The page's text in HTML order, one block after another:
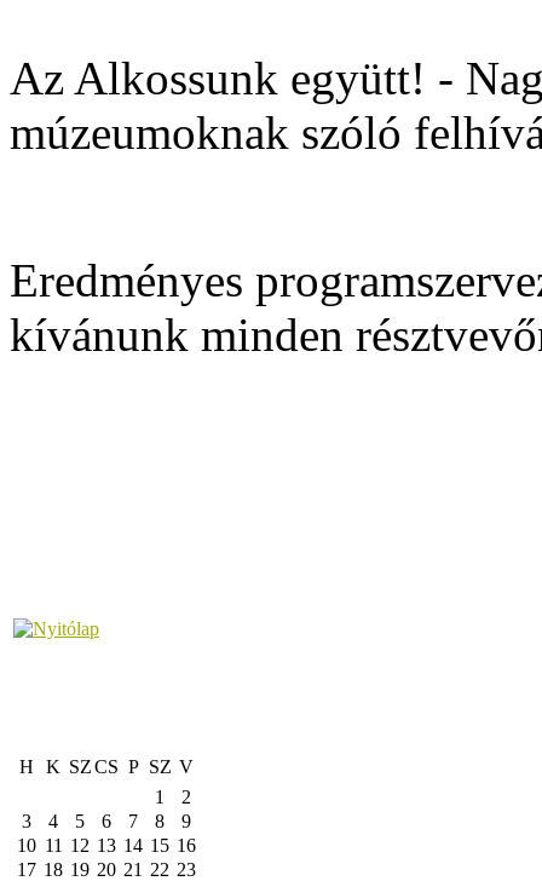
Az Alkossunk együtt! -
múzeumoknak szóló
Eredményes
kívánunk minden
H K SZCS P SZ V
1
2
3
4 5 6 7 8
9
10 11 12 13 14 15 16
17 18 19 20 21 22 23